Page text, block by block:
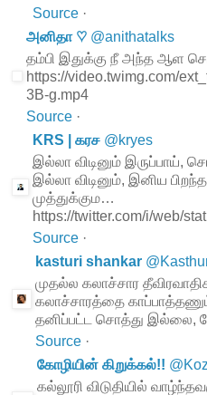
Source ·
அனிதா ♡ @anithatalks
தம்பி இதுக்கு நீ அந்த ஆள
https://video.twimg.com/
3B-g.mp4
Source ·
KRS | கரச @kryes
இல்லா விடினும் இருப்பாய்,
இல்லா விடினும், இனிய
முத்துக்கும…
https://twitter.com/i/web/
Source ·
kasturi shankar @
முதல்ல கலாச்சார
கலாச்சாரத்தை
தனிப்பட்ட சொத்து இல்லை,
Source ·
கோழியின் கிறுக்கல்!! @
கல்லூரி விடுதியில்